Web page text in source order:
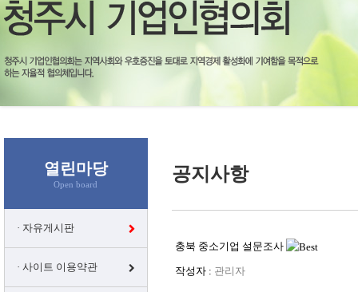
· 조직
· 가입안내
· 찾아오시는길
열린마당
Open board
· 자유게시판
· 사이트 이용약관
공지사항
충북 중소기업 설문조사
작성자 : 관리자